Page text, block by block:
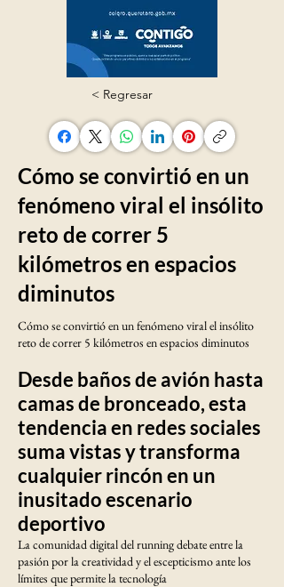
< Regresar
Cómo se convirtió en un
fenómeno viral el insólito
reto de correr 5
kilómetros en espacios
diminutos
Cómo se convirtió en un fenómeno viral el insólito
reto de correr 5 kilómetros en espacios diminutos
Desde baños de avión hasta
camas de bronceado, esta
tendencia en redes sociales
suma vistas y transforma
cualquier rincón en un
inusitado escenario
deportivo
La comunidad digital del running debate entre la
pasión por la creatividad y el escepticismo ante los
límites que permite la tecnología